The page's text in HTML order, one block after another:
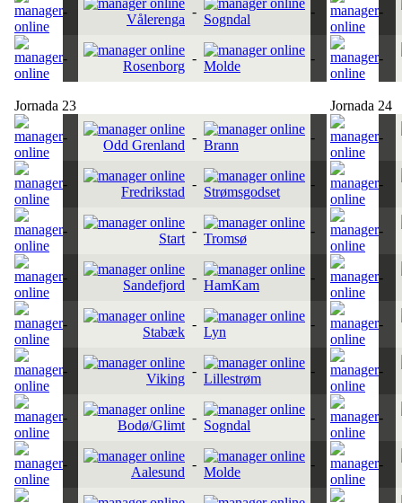
-
Vålerenga
-
Sogndal
- -
-
Rosenborg
-
Molde
- -
Jornada 23 Jornada 24
-
Odd Grenland
-
Brann
- -
-
Fredrikstad
-
Strømsgodset
- -
-
Start
-
Tromsø
- -
-
Sandefjord
-
HamKam
- -
-
Stabæk
-
Lyn
- -
-
Viking
-
Lillestrøm
- -
-
Bodø/Glimt
-
Sogndal
- -
-
Aalesund
-
Molde
- -